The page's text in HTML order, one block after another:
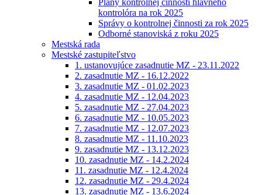
Plány kontrolnej činnosti hlavného
kontrolóra na rok 2025
Správy o kontrolnej činnosti za rok 2025
Odborné stanoviská z roku 2025
Mestská rada
Mestské zastupiteľstvo
1. ustanovujúce zasadnutie MZ - 23.11.2022
2. zasadnutie MZ - 16.12.2022
3. zasadnutie MZ - 01.02.2023
4. zasadnutie MZ - 12.04.2023
5. zasadnutie MZ - 27.04.2023
6. zasadnutie MZ - 10.05.2023
7. zasadnutie MZ - 12.07.2023
8. zasadnutie MZ - 11.10.2023
9. zasadnutie MZ - 13.12.2023
10. zasadnutie MZ - 14.2.2024
11. zasadnutie MZ - 12.4.2024
12. zasadnutie MZ - 29.4.2024
13. zasadnutie MZ - 13.6.2024